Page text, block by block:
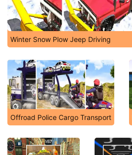
Winter Snow Plow Jeep Driving
Offroad Police Cargo Transport